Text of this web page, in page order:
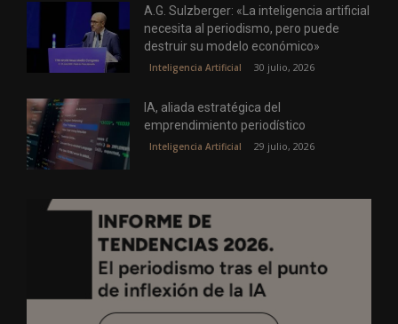
A.G. Sulzberger: «La inteligencia artificial
necesita al periodismo, pero puede
destruir su modelo económico»
Inteligencia Artificial 30 julio, 2026
IA, aliada estratégica del
emprendimiento periodístico
Inteligencia Artificial 29 julio, 2026